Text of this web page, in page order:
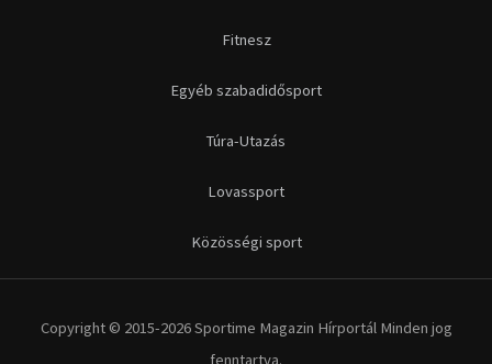
Fitnesz
Egyéb szabadidősport
Túra-Utazás
Lovassport
Közösségi sport
Copyright © 2015-2026 Sportime Magazin Hírportál Minden jog
fenntartva.